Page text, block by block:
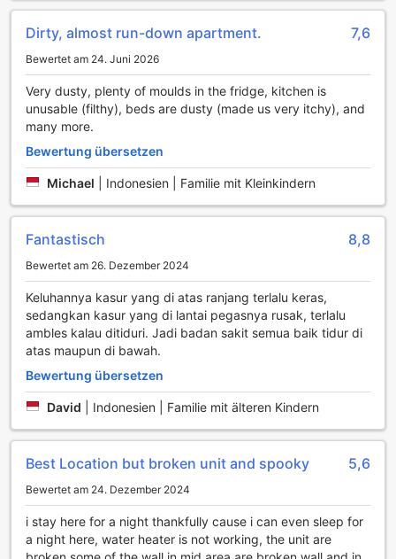
- dish soap + sponge
- A electrical Stove with a cooker hood
- 2 mineral water bottles
- cleaning appliances (broom, dust pan)
- litter bin
- wall clock
4. The living room :
-32 inch flat TV
- 4speaker Radio DVD player
- 3 seater sofa with cushion
-Coffee table
- shower with, tempered glass
- mirror
- sink
- toilet with mini shower
- plunger
- trash bin
- 1 towel hook
enjoy the pool view and the city view
Dirty, almost run-down apartment. 7,6
Bewertet am 24. Juni 2026
Very dusty, plenty of moulds in the fridge, kitchen is
unusable (filthy), beds are dusty (made us very itchy), and
many more.
Bewertung übersetzen
Michael Indonesien | Familie mit Kleinkindern
Fantastisch 8,8
Bewertet am 26. Dezember 2024
Keluhannya kasur yang di atas ranjang terlalu keras,
sedangkan kasur yang di lantai pegasnya rusak, terlalu
ambles kalau ditiduri. Jadi badan sakit semua baik tidur di
atas maupun di bawah.
Bewertung übersetzen
David Indonesien | Familie mit älteren Kindern
Best Location but broken unit and spooky 5,6
Bewertet am 24. Dezember 2024
i stay here for a night thankfully cause i can even sleep for
a night here, water heater is not working, the unit are